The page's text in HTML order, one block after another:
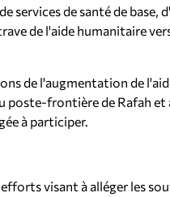
services de santé de
de l'aide humanitaire
de l'augmentation de
poste-frontière de Rafah
à participer.
visant à alléger les